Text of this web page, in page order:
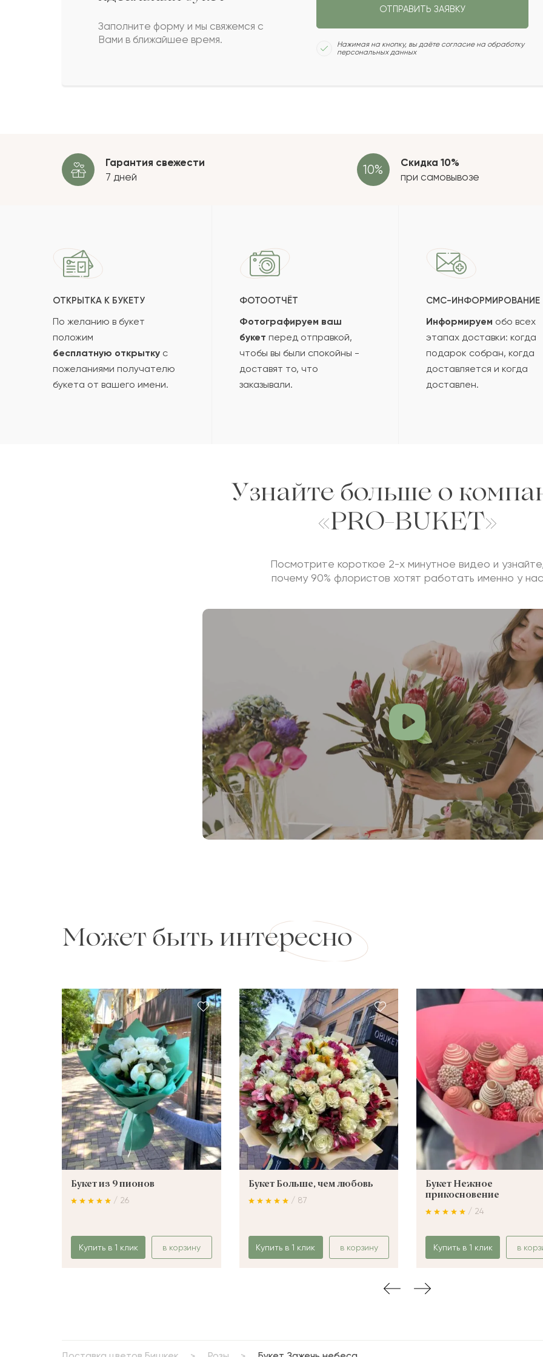
2022-04-26
2022-04-20
Заполните форму и мы свяжемся с
Вами в ближайшее время.
ОТПРАВИТЬ ЗАЯВКУ
Нажимая на кнопку, вы даёте согласие на обработку
персональных данных
Гарантия свежести
7 дней
Скидка 10%
при самовывозе
ОТКРЫТКА К БУКЕТУ
По желанию в букет
положим
бесплатную открытку с
пожеланиями получателю
букета от вашего имени.
ФОТООТЧЁТ
Фотографируем ваш
букет перед отправкой,
чтобы вы были спокойны -
доставят то, что
заказывали.
СМС-ИНФОРМИРОВАНИЕ
Информируем обо всех
этапах доставки: когда
подарок собран, когда
доставляется и когда
доставлен.
Узнайте больше о
«PRO-BUKET»
Посмотрите короткое 2-х минутное видео и
почему 90% флористов хотят работать именно у нас
Может быть интересно
Букет из 9 пионов
/ 26
Купить в 1 клик в корзину
Букет Больше, чем любовь
/ 87
Купить в 1 клик в корзину
Букет Нежное
прикосновение
/ 24
Купить в 1 клик в